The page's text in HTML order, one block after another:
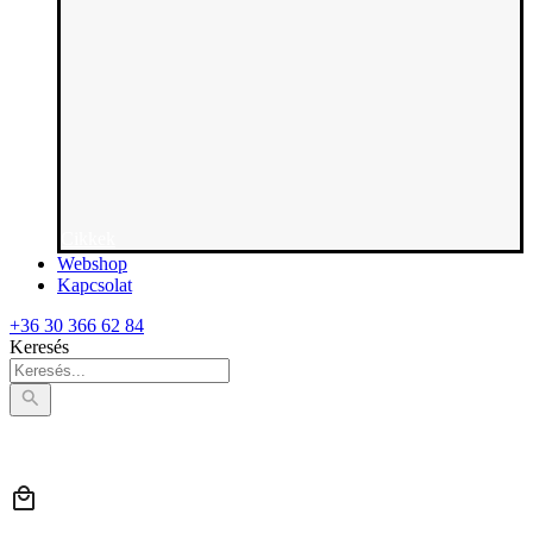
Webshop
Kapcsolat
+36 30 366 62 84
Keresés